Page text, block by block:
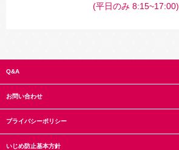
(平日のみ 8:15~17:00)
Q&A
お問い合わせ
プライバシーポリシー
いじめ防止基本方針